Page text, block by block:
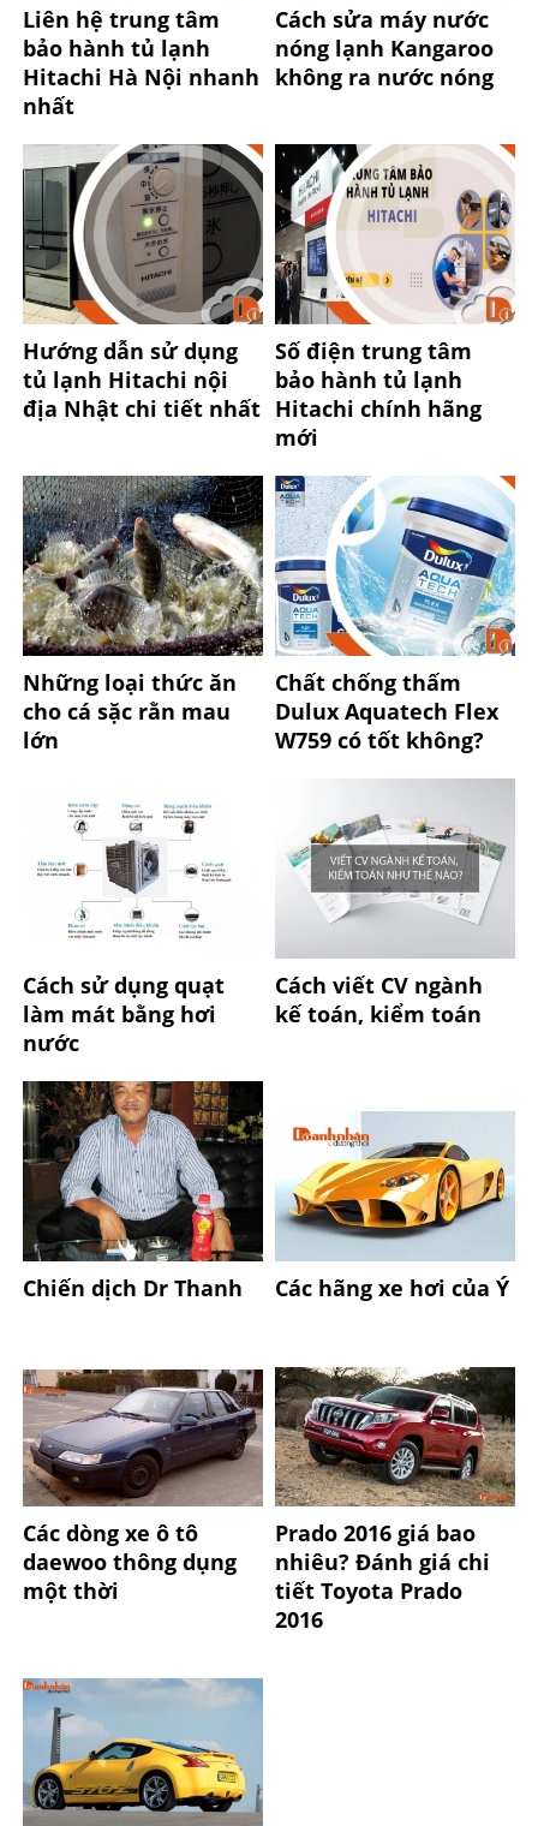
Liên hệ trung tâm
bảo hành tủ lạnh
Hitachi Hà Nội nhanh
nhất
Cách sửa máy nước
nóng lạnh Kangaroo
không ra nước nóng
Hướng dẫn sử dụng
tủ lạnh Hitachi nội
địa Nhật chi tiết nhất
Số điện trung tâm
bảo hành tủ lạnh
Hitachi chính hãng
mới
Những loại thức ăn
cho cá sặc rằn mau
lớn
Chất chống thấm
Dulux Aquatech Flex
W759 có tốt không?
Cách sử dụng quạt
làm mát bằng hơi
nước
Cách viết CV ngành
kế toán, kiểm toán
Chiến dịch Dr Thanh Các hãng xe hơi của Ý
Các dòng xe ô tô
daewoo thông dụng
một thời
Prado 2016 giá bao
nhiêu? Đánh giá chi
tiết Toyota Prado
2016